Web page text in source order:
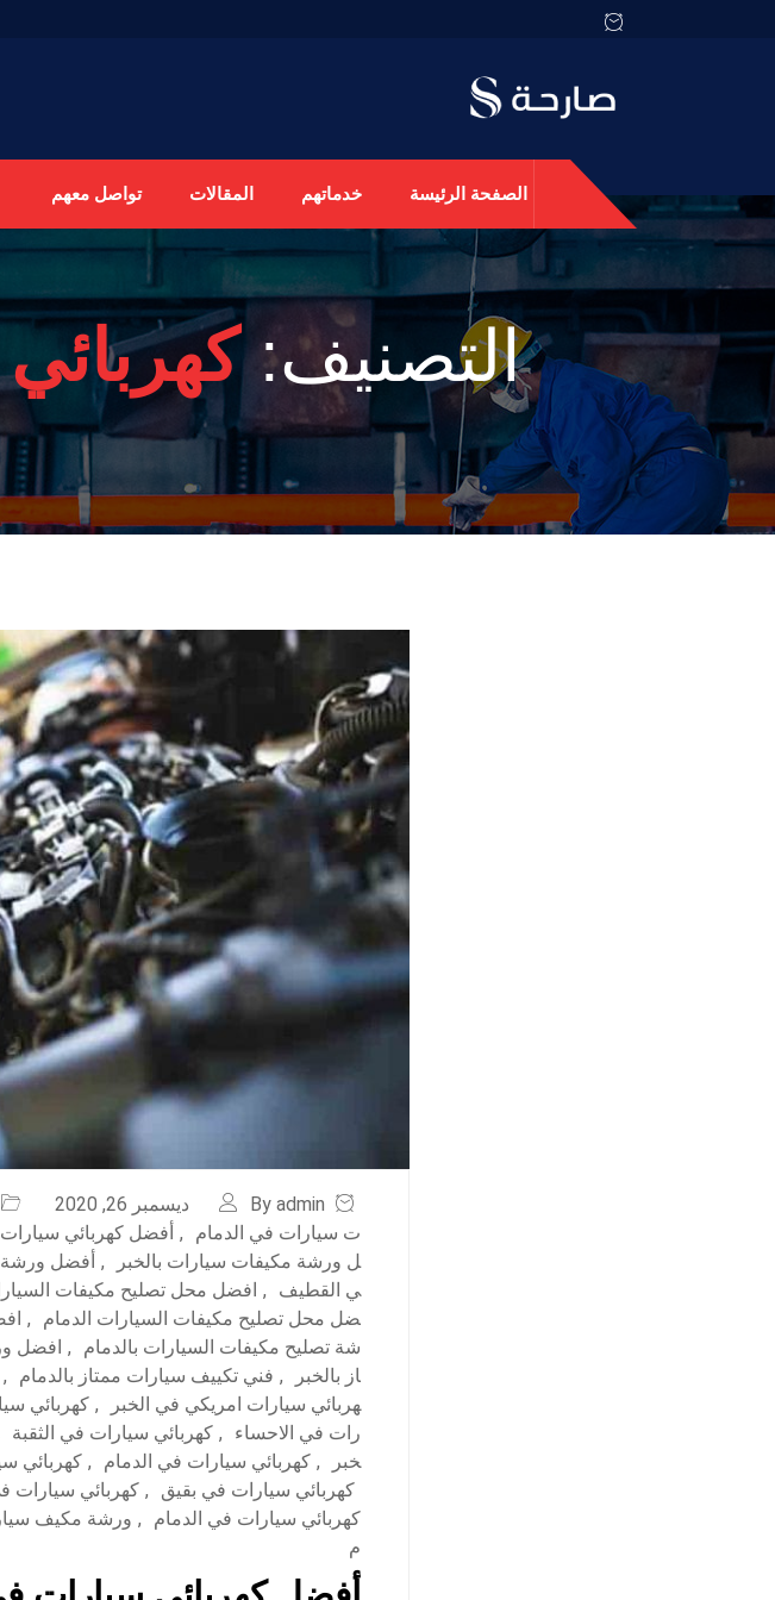
الصفحة الرئيسة خدماتهم المقالات تواصل معهم
التصنيف:
By admin ديسمبر 26, 2020
ت سيارات في الدمام
, أفضل كهربائي سيارات
ل ورشة مكيفات سيارات بالخبر
, أفضل ورشة
ي القطيف
, افضل محل تصليح مكيفات
ضل محل تصليح مكيفات السيارات الدمام
,
شة تصليح مكيفات السيارات بالدمام
, افضل
از بالخبر
, فني تكييف سيارات ممتاز بالدمام ,
هربائي سيارات امريكي في الخبر
, كهربائي
رات في الاحساء
, كهربائي سيارات في الثقبة
خبر
, كهربائي سيارات في الدمام , كهربائي
كهربائي سيارات في بقيق
, كهربائي سيارات
كهربائي سيارات في الدمام
, ورشة مكيف
م